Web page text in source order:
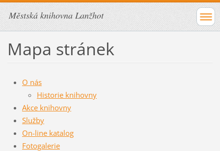
Městská knihovna Lanžhot
Mapa stránek
O nás
Historie knihovny
Akce knihovny
Služby
On-line katalog
Fotogalerie